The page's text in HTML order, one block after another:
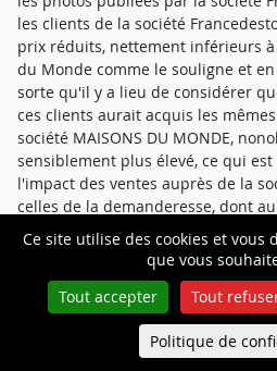
Ce site utilise des cookies et vous
que vous
Tout accepter
Tout
Politique de
les clients de la société
prix réduits, nettement inférieurs
du Monde comme le souligne et
sorte qu'il y a lieu de considérer
ces clients aurait acquis les
société MAISONS DU MONDE,
sensiblement plus élevé, ce qui
l'impact des ventes auprès de la
celles de la demanderesse, dont
marché local sur le secteur
d'[Localité 6] n'est pas connue.
37. En conséquence, et compte
en l'état de l'unique document
tableau imprécis daté du 11 mai
Queue-Fair